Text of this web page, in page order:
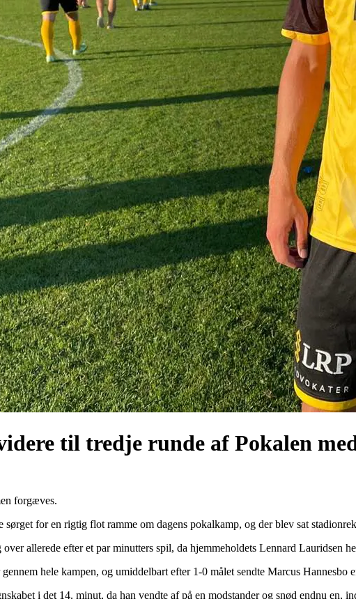
til tredje runde af Pokalen
forgæves.
for en rigtig flot ramme om dagens pokalkamp, og der blev sat
allerede efter et par minutters spil, da hjemmeholdets Lennard Lauridsen
hele kampen, og umiddelbart efter 1-0 målet sendte Marcus Hannesbo
i det 14. minut, da han vendte af på en modstander og snød endnu